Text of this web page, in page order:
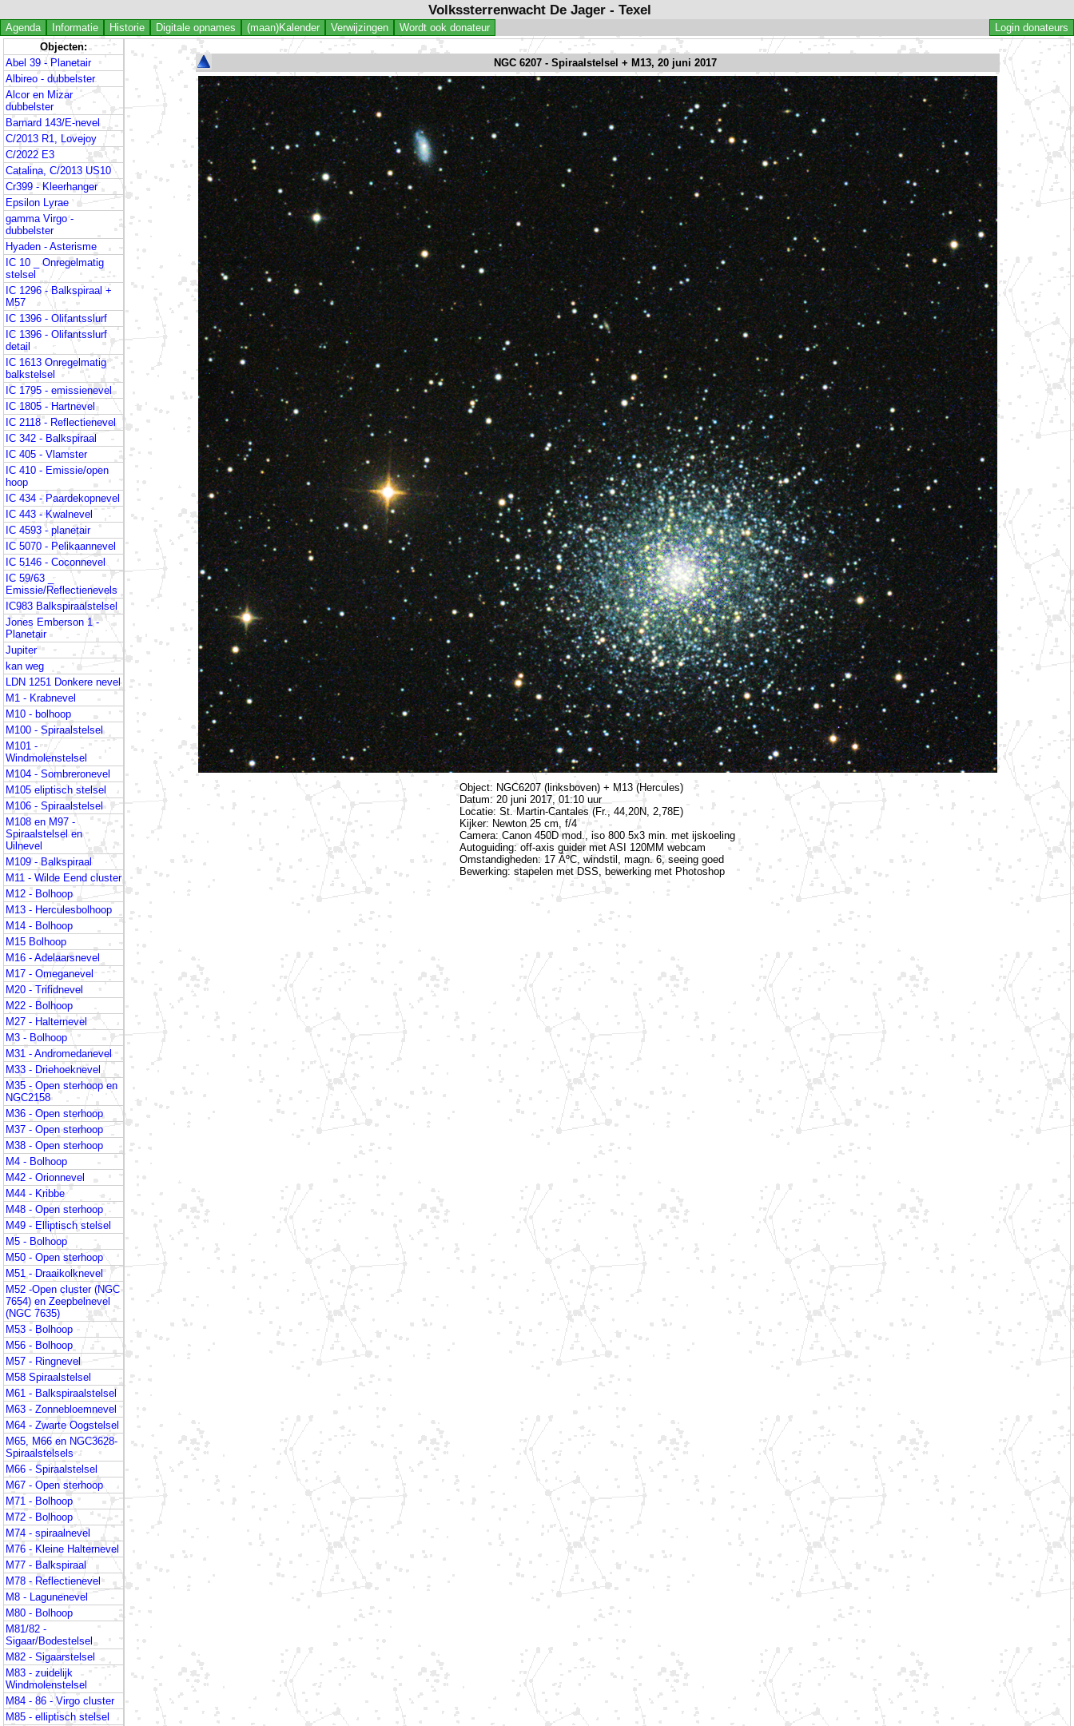
Volkssterrenwacht De Jager - Texel
Agenda Informatie Historie Digitale opnames (maan)Kalender Verwijzingen Wordt ook donateur
Login donateurs
Objecten:
Abel 39 - Planetair
Albireo - dubbelster
Alcor en Mizar
dubbelster
Barnard 143/E-nevel
C/2013 R1, Lovejoy
C/2022 E3
Catalina, C/2013 US10
Cr399 - Kleerhanger
Epsilon Lyrae
gamma Virgo -
dubbelster
Hyaden - Asterisme
IC 10 _ Onregelmatig
stelsel
IC 1296 - Balkspiraal +
M57
IC 1396 - Olifantsslurf
IC 1396 - Olifantsslurf
detail
IC 1613 Onregelmatig
balkstelsel
IC 1795 - emissienevel
IC 1805 - Hartnevel
IC 2118 - Reflectienevel
IC 342 - Balkspiraal
IC 405 - Vlamster
IC 410 - Emissie/open
hoop
IC 434 - Paardekopnevel
IC 443 - Kwalnevel
IC 4593 - planetair
IC 5070 - Pelikaannevel
IC 5146 - Coconnevel
IC 59/63 _
Emissie/Reflectienevels
IC983 Balkspiraalstelsel
Jones Emberson 1 -
Planetair
Jupiter
kan weg
LDN 1251 Donkere nevel
M1 - Krabnevel
M10 - bolhoop
M100 - Spiraalstelsel
M101 -
Windmolenstelsel
M104 - Sombreronevel
M105 eliptisch stelsel
M106 - Spiraalstelsel
M108 en M97 -
Spiraalstelsel en
Uilnevel
M109 - Balkspiraal
M11 - Wilde Eend cluster
M12 - Bolhoop
M13 - Herculesbolhoop
M14 - Bolhoop
M15 Bolhoop
M16 - Adelaarsnevel
M17 - Omeganevel
M20 - Trifidnevel
M22 - Bolhoop
M27 - Halternevel
M3 - Bolhoop
M31 - Andromedanevel
M33 - Driehoeknevel
M35 - Open sterhoop en
NGC2158
M36 - Open sterhoop
M37 - Open sterhoop
M38 - Open sterhoop
M4 - Bolhoop
M42 - Orionnevel
M44 - Kribbe
M48 - Open sterhoop
M49 - Elliptisch stelsel
M5 - Bolhoop
M50 - Open sterhoop
M51 - Draaikolknevel
M52 -Open cluster (NGC
7654) en Zeepbelnevel
(NGC 7635)
M53 - Bolhoop
M56 - Bolhoop
M57 - Ringnevel
M58 Spiraalstelsel
M61 - Balkspiraalstelsel
M63 - Zonnebloemnevel
M64 - Zwarte Oogstelsel
M65, M66 en NGC3628-
Spiraalstelsels
M66 - Spiraalstelsel
M67 - Open sterhoop
M71 - Bolhoop
M72 - Bolhoop
M74 - spiraalnevel
M76 - Kleine Halternevel
M77 - Balkspiraal
M78 - Reflectienevel
M8 - Lagunenevel
M80 - Bolhoop
M81/82 -
Sigaar/Bodestelsel
M82 - Sigaarstelsel
M83 - zuidelijk
Windmolenstelsel
M84 - 86 - Virgo cluster
M85 - elliptisch stelsel
NGC 6207 - Spiraalstelsel + M13, 20 juni 2017
Object: NGC6207 (linksboven) + M13 (Hercules)
Datum: 20 juni 2017, 01:10 uur
Locatie: St. Martin-Cantales (Fr., 44,20N, 2,78E)
Kijker: Newton 25 cm, f/4
Camera: Canon 450D mod., iso 800 5x3 min. met ijskoeling
Autoguiding: off-axis guider met ASI 120MM webcam
Omstandigheden: 17 ÂºC, windstil, magn. 6, seeing goed
Bewerking: stapelen met DSS, bewerking met Photoshop